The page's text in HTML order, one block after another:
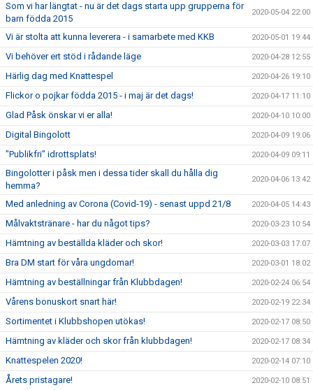
Som vi har längtat - nu är det dags starta upp grupperna för
barn födda 2015
2020-05-04 22:00
Vi är stolta att kunna leverera - i samarbete med KKB 2020-05-01 19:44
Vi behöver ert stöd i rådande läge 2020-04-28 12:55
Härlig dag med Knattespel 2020-04-26 19:10
Flickor o pojkar födda 2015 - i maj är det dags! 2020-04-17 11:10
Glad Påsk önskar vi er alla! 2020-04-10 10:00
Digital Bingolott 2020-04-09 19:06
"Publikfri" idrottsplats! 2020-04-09 09:11
Bingolotter i påsk men i dessa tider skall du hålla dig
hemma?
2020-04-06 13:42
Med anledning av Corona (Covid-19) - senast uppd 21/8 2020-04-05 14:43
Målvaktstränare - har du något tips? 2020-03-23 10:54
Hämtning av beställda kläder och skor! 2020-03-03 17:07
Bra DM start för våra ungdomar! 2020-03-01 18:02
Hämtning av beställningar från Klubbdagen! 2020-02-24 06:54
Vårens bonuskort snart här! 2020-02-19 22:34
Sortimentet i Klubbshopen utökas! 2020-02-17 08:50
Hämtning av kläder och skor från klubbdagen! 2020-02-17 08:34
Knattespelen 2020! 2020-02-14 07:10
Årets pristagare! 2020-02-10 08:51